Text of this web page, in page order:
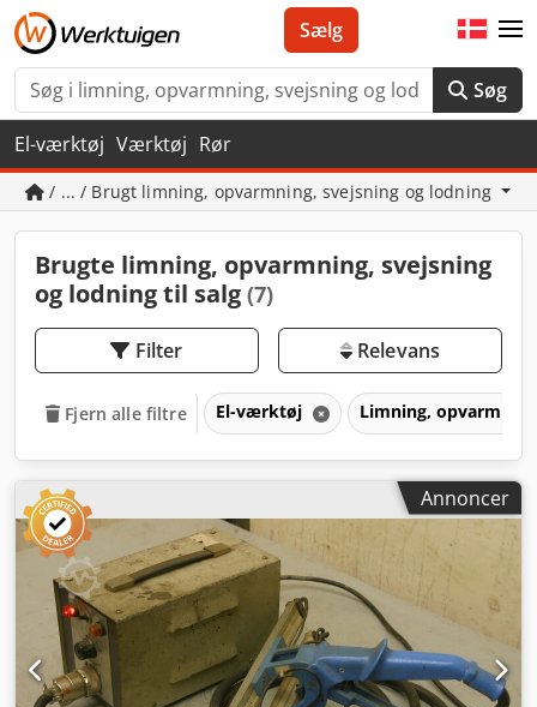
Søg
Sælg
El-værktøj Værktøj Rør
/ ... / Brugt limning, opvarmning, svejsning og lodning
Brugte limning, opvarmning, svejsning
og lodning til salg (7)
Filter Relevans
Fjern alle filtre El-værktøj Limning,
Annoncer